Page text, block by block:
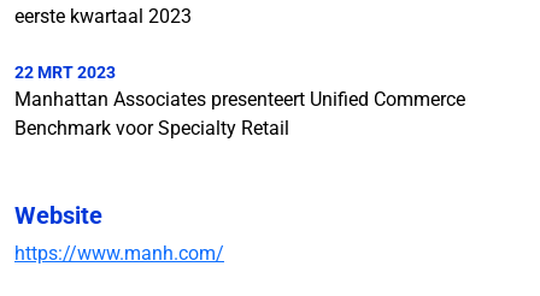
eerste kwartaal 2023
22 MRT 2023
Manhattan Associates presenteert Unified Commerce
Benchmark voor Specialty Retail
Website
https://www.manh.com/